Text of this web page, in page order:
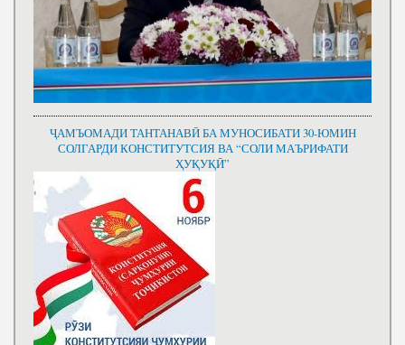
ҶАМЪОМАДИ ТАНТАНАВӢ БА МУНОСИБАТИ 30-ЮМИН
СОЛГАРДИ КОНСТИТУТСИЯ ВА “СОЛИ МАЪРИФАТИ
ҲУҚУҚӢ”